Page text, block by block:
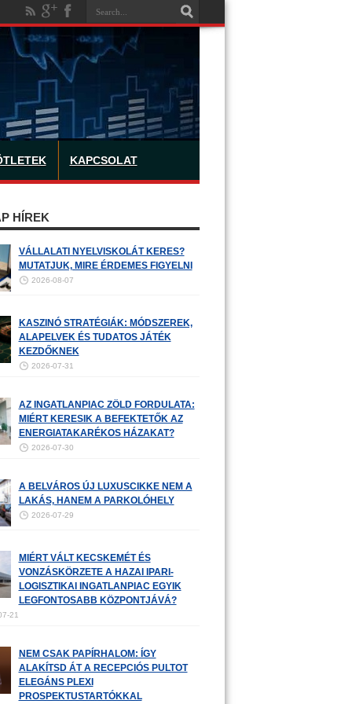
KAPCSOLAT
HÍREK
VÁLLALATI NYELVISKOLÁT KERES?
MUTATJUK, MIRE ÉRDEMES FIGYELNI
2026-08-07
KASZINÓ STRATÉGIÁK: MÓDSZEREK,
ALAPELVEK ÉS TUDATOS JÁTÉK
KEZDŐKNEK
2026-07-31
AZ INGATLANPIAC ZÖLD FORDULATA:
MIÉRT KERESIK A BEFEKTETŐK AZ
ENERGIATAKARÉKOS HÁZAKAT?
2026-07-30
A BELVÁROS ÚJ LUXUSCIKKE NEM A
LAKÁS, HANEM A PARKOLÓHELY
2026-07-29
MIÉRT VÁLT KECSKEMÉT ÉS
VONZÁSKÖRZETE A HAZAI IPARI-
LOGISZTIKAI INGATLANPIAC EGYIK
LEGFONTOSABB KÖZPONTJÁVÁ?
21
NEM CSAK PAPÍRHALOM: ÍGY
ALAKÍTSD ÁT A RECEPCIÓS PULTOT
ELEGÁNS PLEXI
PROSPEKTUSTARTÓKKAL